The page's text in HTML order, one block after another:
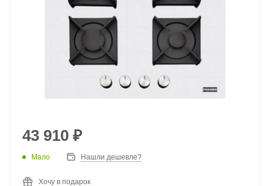
43 910 ₽
Мало Нашли дешевле?
Хочу в подарок